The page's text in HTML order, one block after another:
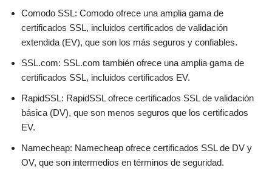
Comodo SSL: Comodo ofrece una amplia gama de
certificados SSL, incluidos certificados de validación
extendida (EV), que son los más seguros y confiables.
SSL.com: SSL.com también ofrece una amplia gama de
certificados SSL, incluidos certificados EV.
RapidSSL: RapidSSL ofrece certificados SSL de validación
básica (DV), que son menos seguros que los certificados
EV.
Namecheap: Namecheap ofrece certificados SSL de DV y
OV, que son intermedios en términos de seguridad.